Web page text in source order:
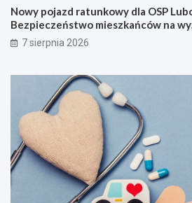
Nowy pojazd ratunkowy dla OSP
Bezpieczeństwo mieszkańców na
7 sierpnia 2026